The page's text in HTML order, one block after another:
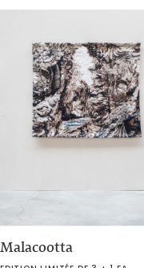
Malacootta